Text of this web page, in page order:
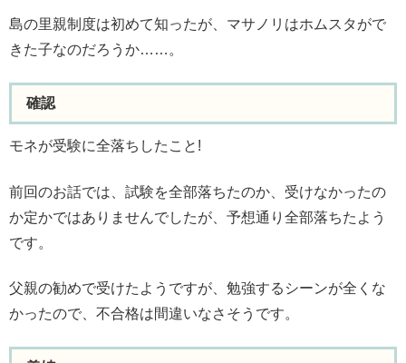
島の里親制度は初めて知ったが、マサノリはホムスタがで
きた子なのだろうか……。
確認
モネが受験に全落ちしたこと!
前回のお話では、試験を全部落ちたのか、受けなかったの
か定かではありませんでしたが、予想通り全部落ちたよう
です。
父親の勧めで受けたようですが、勉強するシーンが全くな
かったので、不合格は間違いなさそうです。